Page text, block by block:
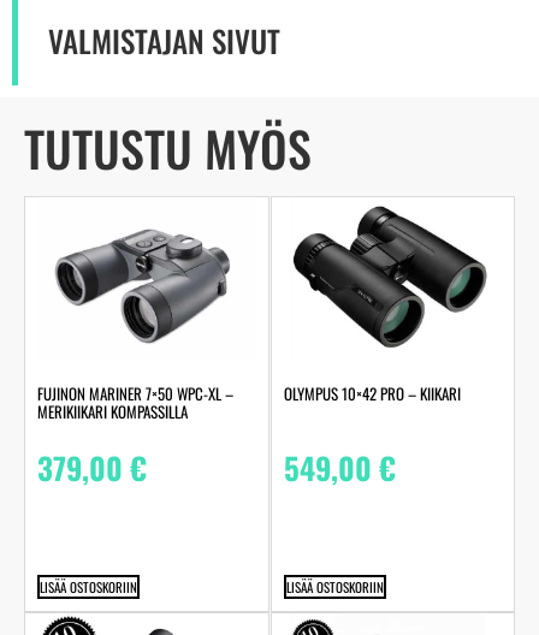
VALMISTAJAN SIVUT
TUTUSTU MYÖS
FUJINON MARINER 7×50 WPC-XL –
MERIKIIKARI KOMPASSILLA
379,00€
LISÄÄ OSTOSKORIIN
OLYMPUS 10×42 PRO – KIIKARI
549,00€
LISÄÄ OSTOSKORIIN